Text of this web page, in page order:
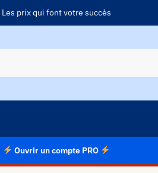
Les prix qui font votre succès
Ouvrir un compte PRO